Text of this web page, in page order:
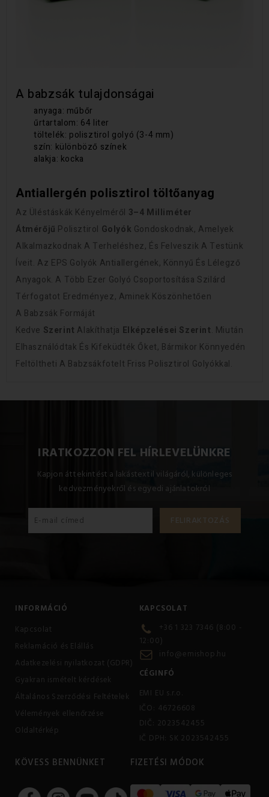
A babzsák tulajdonságai
anyaga: műbőr
űrtartalom: 64 liter
töltelék: polisztirol golyó (3-4 mm)
szín: különböző színek
alakja: kocka
Antiallergén polisztirol töltőanyag
Az Üléstáskák Kényelméről 3–4 Milliméter
Átmérőjű Polisztirol Golyók Gondoskodnak, Amelyek
Alkalmazkodnak A Terheléshez, És Felveszik A Testünk
Íveit. Az EPS Golyók Antiallergének, Könnyű És Lélegző
Anyagok. A Több Ezer Golyó Csoportosítása Szilárd
Térfogatot Eredményez, Aminek Köszönhetően
A Babzsák Formáját
Kedve Szerint Alakíthatja Elképzelései Szerint. Miután
Elhasználódtak És Kifeküdték Őket, Bármikor Könnyedén
Feltöltheti A Babzsákfotelt Friss Polisztirol Golyókkal.
IRATKOZZON FEL HÍRLEVELÜNKRE
Kapjon áttekintést a lakástextil világáról, különleges
kedvezményekről és egyedi ajánlatokról
INFORMÁCIÓ
Kapcsolat
Reklamáció és Elállás
Adatkezelési nyilatkozat (GDPR)
Gyakran ismételt kérdések
Általános Szerződési Feltételek
Vélemények ellenőrzése
Oldaltérkép
KAPCSOLAT
+36 1 323 7346 (8:00 -
12:00)
info@emishop.hu
CÉGINFÓ
EMI EU s.r.o.
IČO: 46726608
DIČ: 2023542455
IČ DPH: SK 2023542455
KÖVESS BENNÜNKET FIZETÉSI MÓDOK